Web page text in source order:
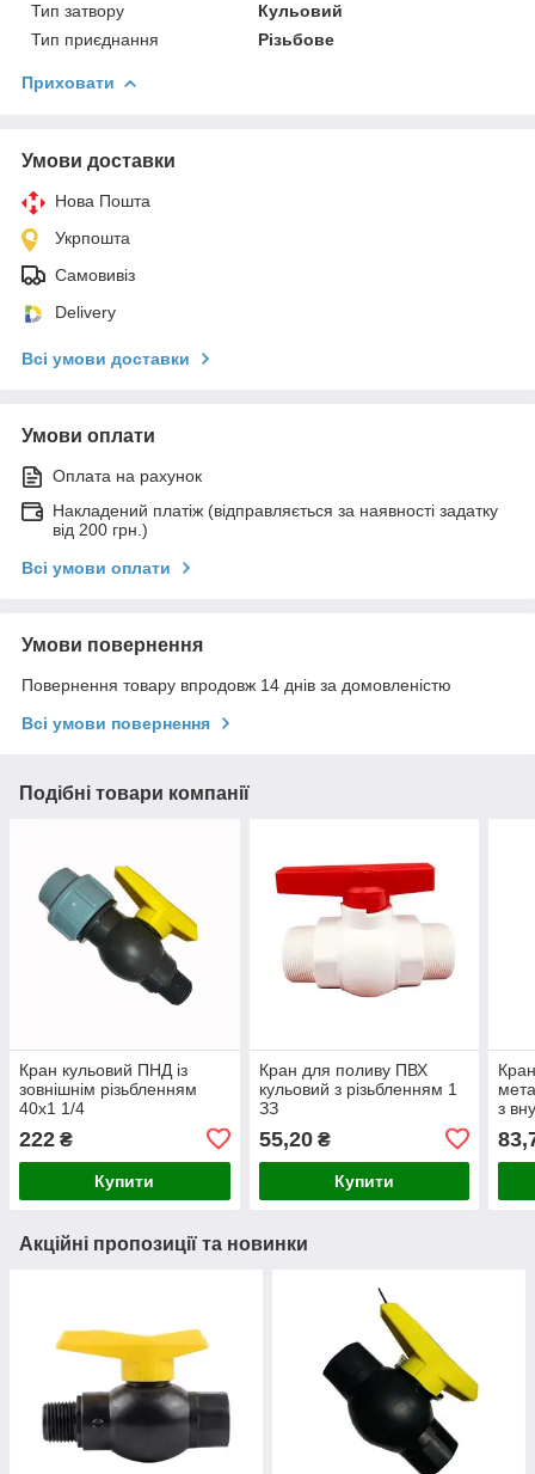
Тип затвору
Кульовий
Тип приєднання
Різьбове
Приховати
Умови доставки
Нова Пошта
Укрпошта
Самовивіз
Delivery
Всі умови доставки
Умови оплати
Оплата на рахунок
Накладений платіж (відправляється за наявності задатку
від 200 грн.)
Всі умови оплати
Умови повернення
Повернення товару впродовж 14 днів за домовленістю
Всі умови повернення
Подібні товари компанії
Кран кульовий ПНД із
зовнішнім різьбленням
40х1 1/4
222 ₴
Купити
Кран для поливу ПВХ
кульовий з різьбленням 1
ЗЗ
55,20₴
Купити
з
Акційні пропозиції та новинки